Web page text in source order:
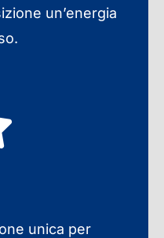
un’energia
unica per